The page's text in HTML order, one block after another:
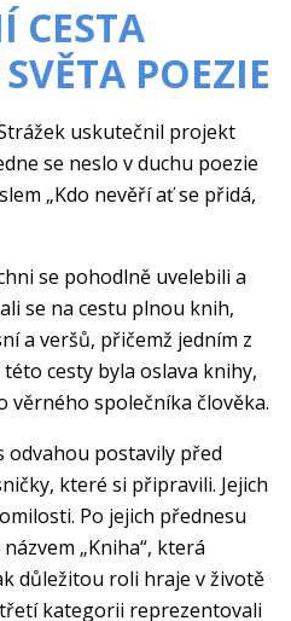
CESTA
POEZIE
uskutečnil projekt
se neslo v duchu poezie
„Kdo nevěří ať se přidá,
se pohodlně uvelebili a
se na cestu plnou knih,
a veršů, přičemž jedním z
této cesty byla oslava knihy,
věrného společníka člověka.
odvahou postavily před
které si připravili. Jejich
Po jejich přednesu
„Kniha“, která
důležitou roli hraje v životě
kategorii reprezentovali